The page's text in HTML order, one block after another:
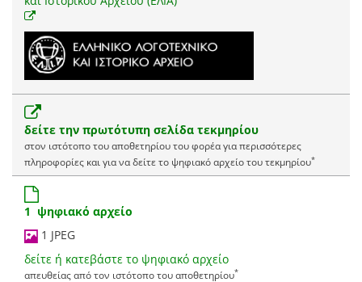
δείτε την πρωτότυπη σελίδα τεκμηρίου
στον ιστότοπο του αποθετηρίου του φορέα για περισσότερες
πληροφορίες και για να δείτε το ψηφιακό αρχείο του τεκμηρίου*
1 ψηφιακό αρχείο
1 JPEG
δείτε ή κατεβάστε το ψηφιακό αρχείο
απευθείας από τον ιστότοπο του αποθετηρίου*